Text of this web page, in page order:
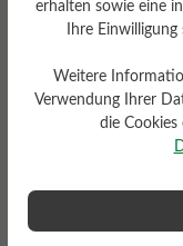
Bewerten
erhalten sowie eine
Ihre
Weitere
Verwendung Ihrer
die Cookies